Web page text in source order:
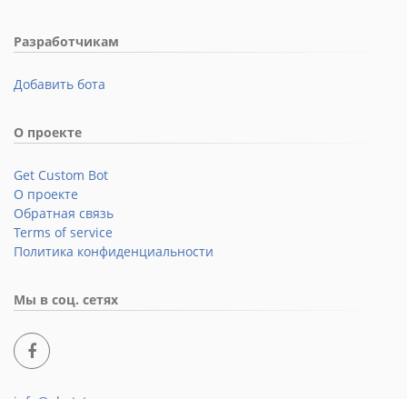
Разработчикам
Добавить бота
О проекте
Get Custom Bot
О проекте
Обратная связь
Terms of service
Политика конфиденциальности
Мы в соц. сетях